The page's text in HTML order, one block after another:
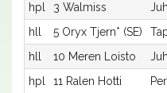
hpl
3 Walmiss
hll
5 Oryx Tjern* (SE)
hll
10 Meren Loisto
hpl
11 Ralen Hotti